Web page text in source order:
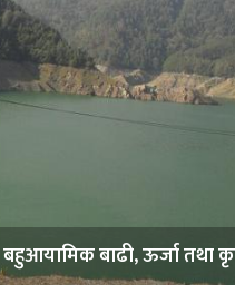
बाढी, ऊर्जा तथा